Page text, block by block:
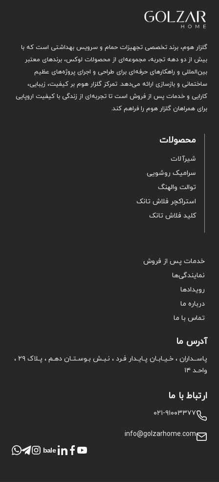
bale
آدرس ما
پاســداران ، خـیـابـان پـایـدار فـرد ، نـبـش بـوسـتـان دهـم ، پـلاک ۲۹ ،
واحـد ۱۴
ارتباط با ما
۰۲۱-۹۱۰۰۳۳۷۷
info@golzarhome.com
گلزار هوم، برند تخصصی تجهیزات حمام و سرویس بهداشتی است که با
بیش از دو دهه تجربه، مجموعه‌ای از محصولات لوکس، برندهای معتبر
بین‌المللی و راهکارهای حرفه‌ای برای طراحی و اجرای پروژه‌های عظیم
ساختمانی و بازسازی ارائه می‌دهد. تمرکز گلزار هوم بر کیفیت، زیبایی،
کارایی و خدمات پس از فروش است تا تجربه‌ای از زندگی با کیفیت اروپایی
برای همراهان گلزار هوم را فراهم کند.
خدمات پس از فروش
نمایندگی‌ها
رویدادها
درباره ما
تماس با ما
محصولات
شیرآلات
سرامیک روشویی
توالت والهنگ
استراکچر فلاش تانک
کلید فلاش تانک